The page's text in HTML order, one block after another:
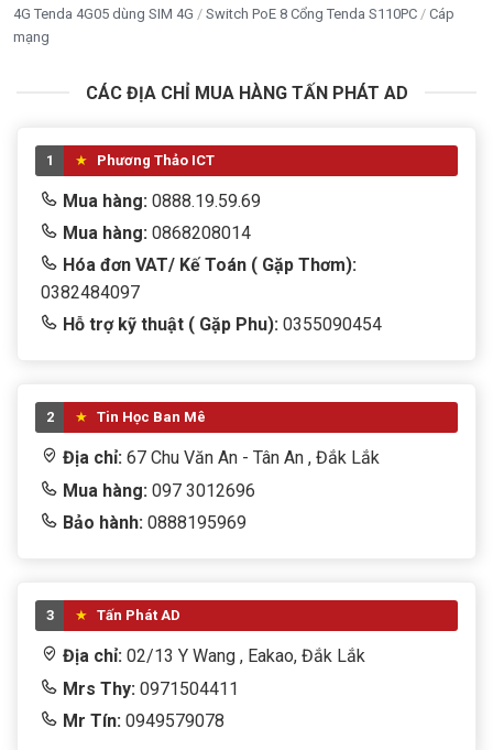
4G Tenda 4G05 dùng SIM 4G
Switch PoE 8 Cổng Tenda S110PC
Cáp
mạng
CÁC ĐỊA CHỈ MUA HÀNG TẤN PHÁT AD
1 Phương Thảo ICT
Mua hàng: 0888.19.59.69
Mua hàng: 0868208014
Hóa đơn VAT/ Kế Toán ( Gặp Thơm):
0382484097
Hỗ trợ kỹ thuật ( Gặp Phu): 0355090454
2 Tin Học Ban Mê
Địa chỉ: 67 Chu Văn An - Tân An , Đắk Lắk
Mua hàng: 097 3012696
Bảo hành: 0888195969
3 Tấn Phát AD
Địa chỉ: 02/13 Y Wang , Eakao, Đắk Lắk
Mrs Thy: 0971504411
Mr Tín: 0949579078